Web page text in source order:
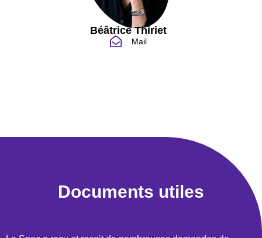
Béâtrice Thiriet
Mail
Documents utiles